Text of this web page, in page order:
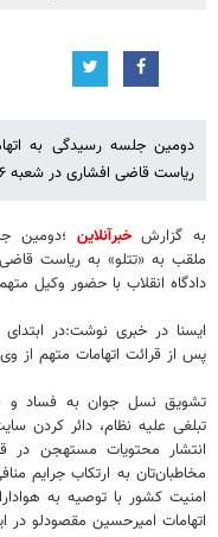
دومین جلسه رسیدگی به
ریاست قاضی افشاری در شعبه ۲۶ دادگاه انقلاب اسلامی برگزار شد.
به گزارشخبرآنلاین ؛دومین
دادگاه انقلاب با حضور وکیل
ایسنا در خبری نوشت:در
پس از قرائت اتهامات متهم از
تشویق نسل جوان به فساد و
تبلغی علیه نظام، دائر کردن
انتشار محتویات مستهجن در
مخاطبان‌تان به ارتکاب جرایم
امنیت کشور با توصیه به
اتهامات امیرحسین مقصودلو در